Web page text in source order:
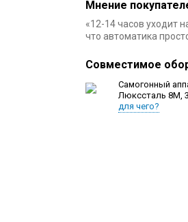
Мнение
«12-14 часов уходит
что автоматика
Совместимое
Самогонный
Люкссталь 8М,
для чего?